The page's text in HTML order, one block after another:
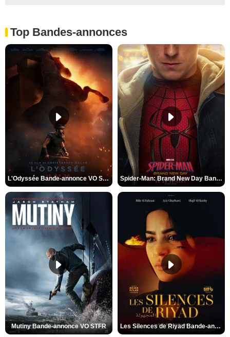
Top Bandes-annonces
L'Odyssée Bande-annonce VO STFR Spider-Man: Brand New Day Bande-annonce VO STFR
Mutiny Bande-annonce VO STFR Les Silences de Riyad Bande-annonce VO STFR